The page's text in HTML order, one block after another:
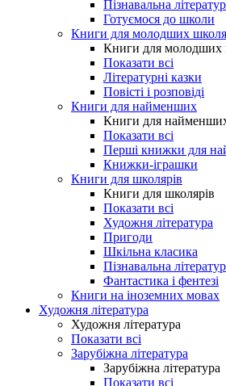
Пізнавальна
Готуємося до школи
Книги для молодших
Книги для молодших
Показати всі
Літературні казки
Повісті і розповіді
Книги для найменших
Книги для
Показати всі
Перші книжки для
Книжки-іграшки
Книги для школярів
Книги для школярів
Показати всі
Художня література
Пригоди
Шкільна класика
Пізнавальна
Фантастика і фентезі
Книги на іноземних мовах
Художня література
Художня література
Показати всі
Зарубіжна література
Зарубіжна література
Показати всі